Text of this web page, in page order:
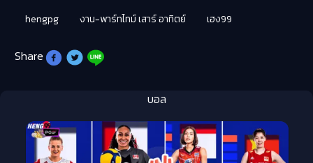
hengpg
งาน-พาร์ทไทม์ เสาร์ อาทิตย์ เฮง99
Share
บอล